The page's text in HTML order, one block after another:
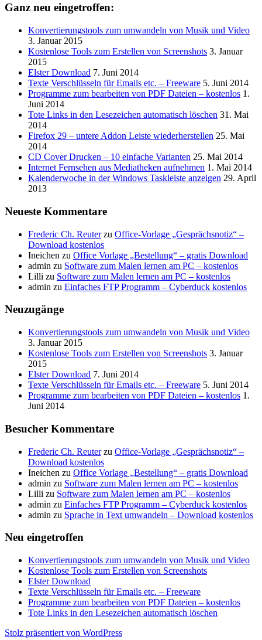
Ganz neu eingetroffen:
Konvertierungstools zum umwandeln von Musik und Video
3. Januar 2015
Kostenlose Tools zum Erstellen von Screenshots 3. Januar
2015
Elster Download 7. Juni 2014
Texte Verschlüsseln für Emails etc. – Freeware 5. Juni 2014
Programme zum bearbeiten von PDF Dateien – kostenlos 1.
Juni 2014
Tote Links in den Lesezeichen automatisch löschen 31. Mai
2014
Firefox 29 – untere Addon Leiste wiederherstellen 25. Mai
2014
CD Cover Drucken – 10 einfache Varianten 25. Mai 2014
Internet Fernsehen aus Mediatheken aufnehmen 1. Mai 2014
Kalenderwoche in der Windows Taskleiste anzeigen 29. April
2013
Neueste Kommentare
Frederic Ch. Reuterzu Office-Vorlage „Gesprächsnotiz“ –
Download kostenlos
Ineichen zu Office Vorlage „Bestellung“ – gratis Download
admin zu Software zum Malen lernen am PC – kostenlos
Lilli zu Software zum Malen lernen am PC – kostenlos
admin zu Einfaches FTP Programm – Cyberduck kostenlos
Neuzugänge
Konvertierungstools zum umwandeln von Musik und Video
3. Januar 2015
Kostenlose Tools zum Erstellen von Screenshots 3. Januar
2015
Elster Download 7. Juni 2014
Texte Verschlüsseln für Emails etc. – Freeware 5. Juni 2014
Programme zum bearbeiten von PDF Dateien – kostenlos 1.
Juni 2014
Besucher Kommentare
Frederic Ch. Reuterzu Office-Vorlage „Gesprächsnotiz“ –
Download kostenlos
Ineichen zu Office Vorlage „Bestellung“ – gratis Download
admin zu Software zum Malen lernen am PC – kostenlos
Lilli zu Software zum Malen lernen am PC – kostenlos
admin zu Einfaches FTP Programm – Cyberduck kostenlos
admin zu Sprache in Text umwandeln – Download kostenlos
Neu eingetroffen
Konvertierungstools zum umwandeln von Musik und Video
Kostenlose Tools zum Erstellen von Screenshots
Elster Download
Texte Verschlüsseln für Emails etc. – Freeware
Programme zum bearbeiten von PDF Dateien – kostenlos
Tote Links in den Lesezeichen automatisch löschen
Stolz präsentiert von WordPress